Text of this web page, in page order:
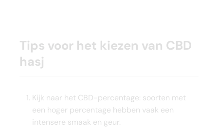
Tips voor het kiezen van CBD
hasj
Kijk naar het CBD-percentage: soorten met
een hoger percentage hebben vaak een
intensere smaak en geur.